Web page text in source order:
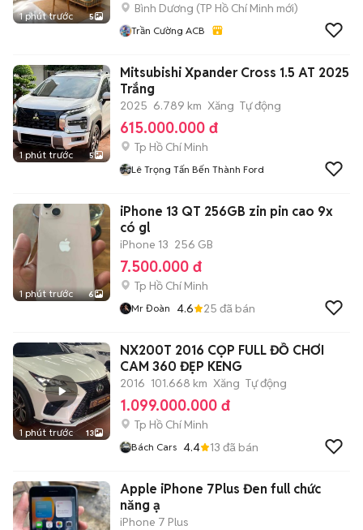
1 phút trước 5
Bình Dương (TP Hồ Chí Minh mới)
Trần Cường ACB
1 phút trước 5
Mitsubishi Xpander Cross 1.5 AT 2025
Trắng
2025 6.789 km Xăng Tự động
615.000.000 đ
Tp Hồ Chí Minh
Lê Trọng Tấn Bến Thành Ford
1 phút trước 6
iPhone 13 QT 256GB zin pin cao 9x
có gl
iPhone 13 256 GB
7.500.000 đ
Tp Hồ Chí Minh
Mr Đoàn 4.6 25 đã bán
1 phút trước 13
NX200T 2016 CỌP FULL ĐỒ CHƠI
CAM 360 ĐẸP KENG
2016 101.668 km Xăng Tự động
1.099.000.000 đ
Tp Hồ Chí Minh
Bách Cars 4.4 13 đã bán
Apple iPhone 7Plus Đen full chức
năng ạ
iPhone 7 Plus